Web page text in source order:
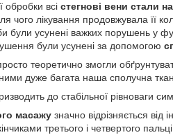
обробки всі стегнові вени стали
чого лікування продовжувала її
усунені важких порушень у
були усунені за допомогою
теоретично змогли
дуже багата наша сполучна
до стабільної рівноваги
масажу значно відрізняється
третього і четвертого